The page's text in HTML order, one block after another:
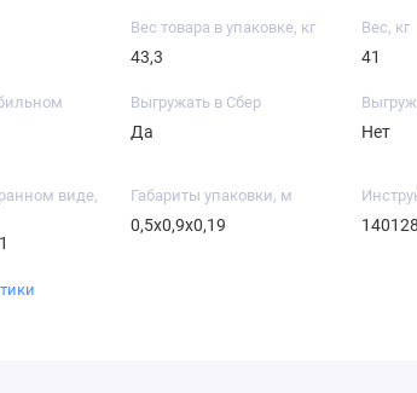
Вес товара в упаковке, кг
43,3
Вес, кг
41
Выгружать в Сбер
Да Нет
виде,
Габариты упаковки, м
0,5х0,9х0,19 140128